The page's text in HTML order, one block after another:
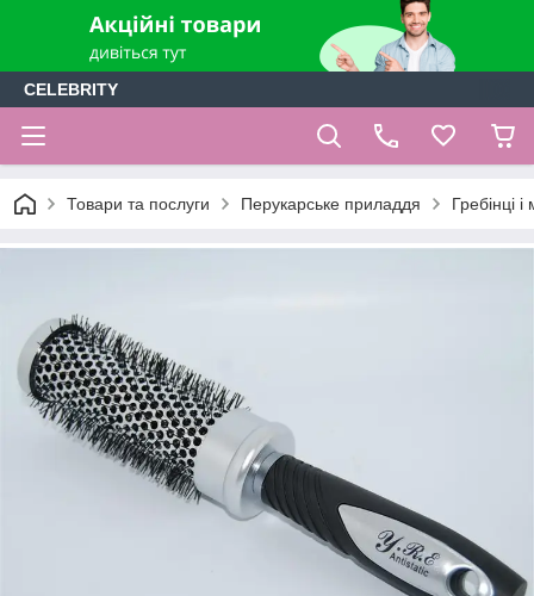
CELEBRITY
Товари та послуги Перукарське приладдя Гребінці